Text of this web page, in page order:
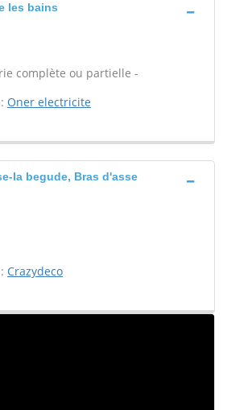
les bains
complète ou partielle -
Oner electricite
la begude, Bras d'asse
Crazydeco